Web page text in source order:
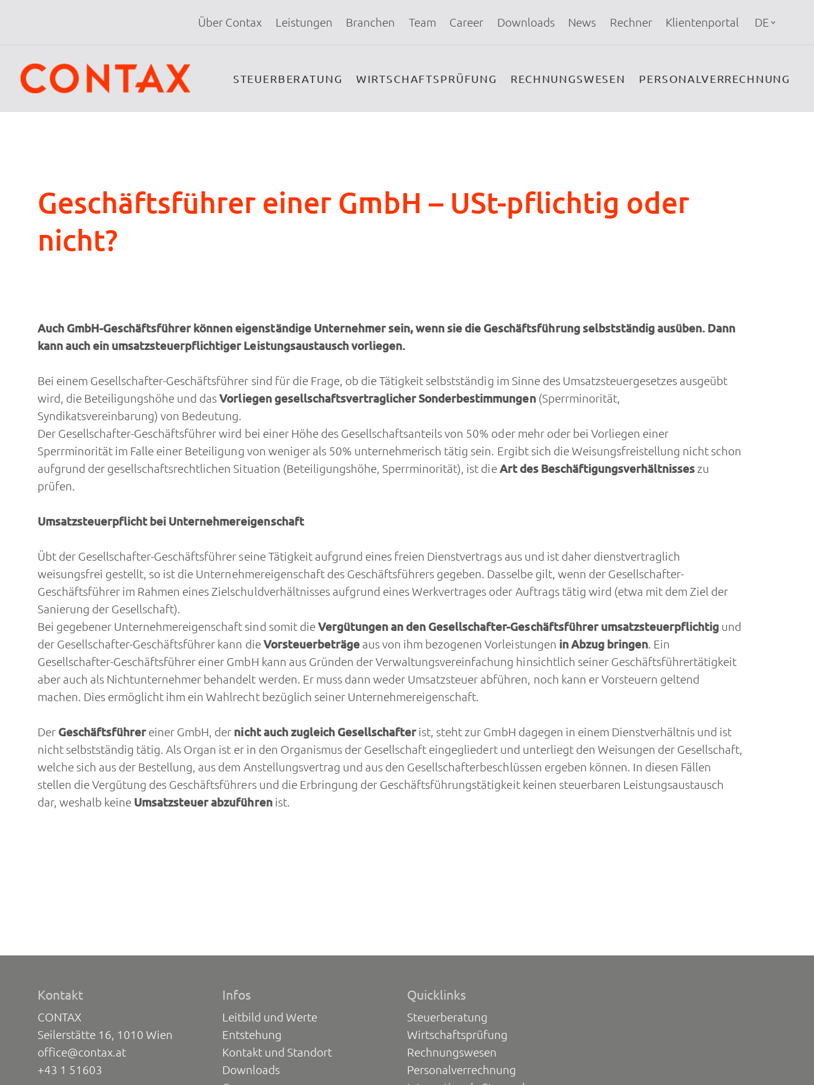
Über Contax Leistungen Branchen Team Career Downloads News Rechner Klientenportal DE
STEUERBERATUNG WIRTSCHAFTSPRÜFUNG RECHNUNGSWESEN PERSONALVERRECHNUNG
Geschäftsführer einer GmbH – USt-pflichtig oder
nicht?
Auch GmbH-Geschäftsführer können eigenständige Unternehmer sein, wenn sie die Geschäftsführung selbstständig ausüben. Dann
kann auch ein umsatzsteuerpflichtiger Leistungsaustausch vorliegen.
Bei einem Gesellschafter-Geschäftsführer sind für die Frage, ob die Tätigkeit selbstständig im Sinne des Umsatzsteuergesetzes ausgeübt
wird, die Beteiligungshöhe und dasVorliegen gesellschaftsvertraglicher Sonderbestimmungen (Sperrminorität,
Syndikatsvereinbarung) von Bedeutung.
Der Gesellschafter-Geschäftsführer wird bei einer Höhe des Gesellschaftsanteils von 50% oder mehr oder bei Vorliegen einer
Sperrminorität im Falle einer Beteiligung von weniger als 50% unternehmerisch tätig sein. Ergibt sich die Weisungsfreistellung nicht schon
aufgrund der gesellschaftsrechtlichen Situation (Beteiligungshöhe, Sperrminorität), ist dieArt des Beschäftigungsverhältnisses zu
prüfen.
Umsatzsteuerpflicht bei Unternehmereigenschaft
Übt der Gesellschafter-Geschäftsführer seine Tätigkeit aufgrund eines freien Dienstvertrags aus und ist daher dienstvertraglich
weisungsfrei gestellt, so ist die Unternehmereigenschaft des Geschäftsführers gegeben. Dasselbe gilt, wenn der Gesellschafter-
Geschäftsführer im Rahmen eines Zielschuldverhältnisses aufgrund eines Werkvertrages oder Auftrags tätig wird (etwa mit dem Ziel der
Sanierung der Gesellschaft).
Bei gegebener Unternehmereigenschaft sind somit dieVergütungen an den Gesellschafter-Geschäftsführer umsatzsteuerpflichtig und
der Gesellschafter-Geschäftsführer kann dieVorsteuerbeträge aus von ihm bezogenen Vorleistungen in Abzug bringen. Ein
Gesellschafter-Geschäftsführer einer GmbH kann aus Gründen der Verwaltungsvereinfachung hinsichtlich seiner Geschäftsführertätigkeit
aber auch als Nichtunternehmer behandelt werden. Er muss dann weder Umsatzsteuer abführen, noch kann er Vorsteuern geltend
machen. Dies ermöglicht ihm ein Wahlrecht bezüglich seiner Unternehmereigenschaft.
Der Geschäftsführereiner GmbH, der nicht auch zugleich Gesellschafterist, steht zur GmbH dagegen in einem Dienstverhältnis und ist
nicht selbstständig tätig. Als Organ ist er in den Organismus der Gesellschaft eingegliedert und unterliegt den Weisungen der Gesellschaft,
welche sich aus der Bestellung, aus dem Anstellungsvertrag und aus den Gesellschafterbeschlüssen ergeben können. In diesen Fällen
stellen die Vergütung des Geschäftsführers und die Erbringung der Geschäftsführungstätigkeit keinen steuerbaren Leistungsaustausch
dar, weshalb keine Umsatzsteuer abzuführenist.
Kontakt
CONTAX
Seilerstätte 16, 1010 Wien
office@contax.at
+43 1 51603
Infos
Leitbild und Werte
Entstehung
Kontakt und Standort
Downloads
Quicklinks
Steuerberatung
Wirtschaftsprüfung
Rechnungswesen
Personalverrechnung